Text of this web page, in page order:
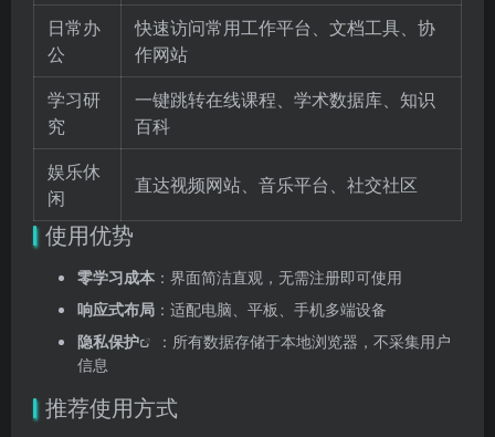
日常办
公
快速访问常用工作平台、文档工具、协
作网站
学习研
究
一键跳转在线课程、学术数据库、知识
百科
娱乐休
闲
直达视频网站、音乐平台、社交社区
使用优势
零学习成本 ：界面简洁直观，无需注册即可使用
响应式布局 ：适配电脑、平板、手机多端设备
隐私保护
：所有数据存储于本地浏览器，不采集用户
信息
推荐使用方式